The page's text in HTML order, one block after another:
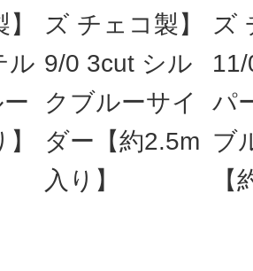
ル
ズ チェコ製】
9/0 3cut シル
クブルーサイ
ダー【約2.5m
入り】
ズ
パ
ブ